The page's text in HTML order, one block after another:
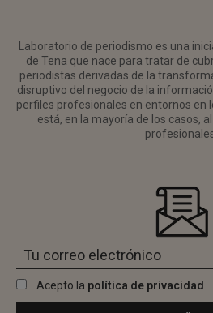
Laboratorio de periodismo es una
de Tena que nace para tratar de
periodistas derivadas de la
disruptivo del negocio de la
perfiles profesionales en entornos en
está, en la mayoría de los casos,
Acepto la política de privacidad